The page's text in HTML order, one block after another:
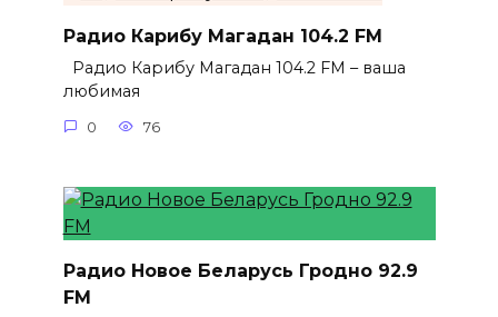
Радио Карибу Магадан 104.2 FM
Радио Карибу Магадан 104.2 FM – ваша
любимая
0 76
Радио Новое Беларусь Гродно 92.9
FM